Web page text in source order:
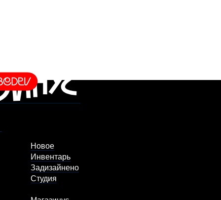
Новое
Инвентарь
Задизайнено
Студия